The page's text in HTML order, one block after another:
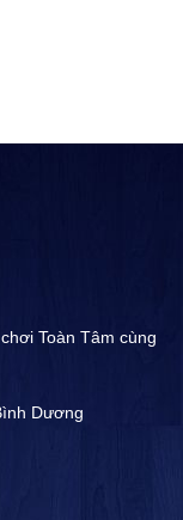
Toàn Tâm cùng
Dương